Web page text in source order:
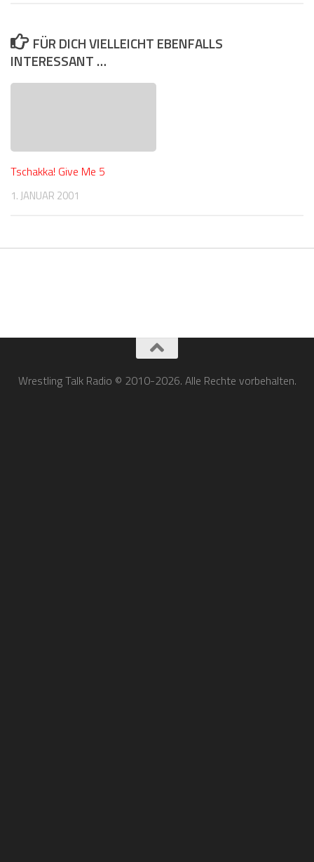
FÜR DICH VIELLEICHT EBENFALLS
INTERESSANT …
Tschakka! Give Me 5
1. JANUAR 2001
Wrestling Talk Radio © 2010-2026. Alle Rechte vorbehalten.